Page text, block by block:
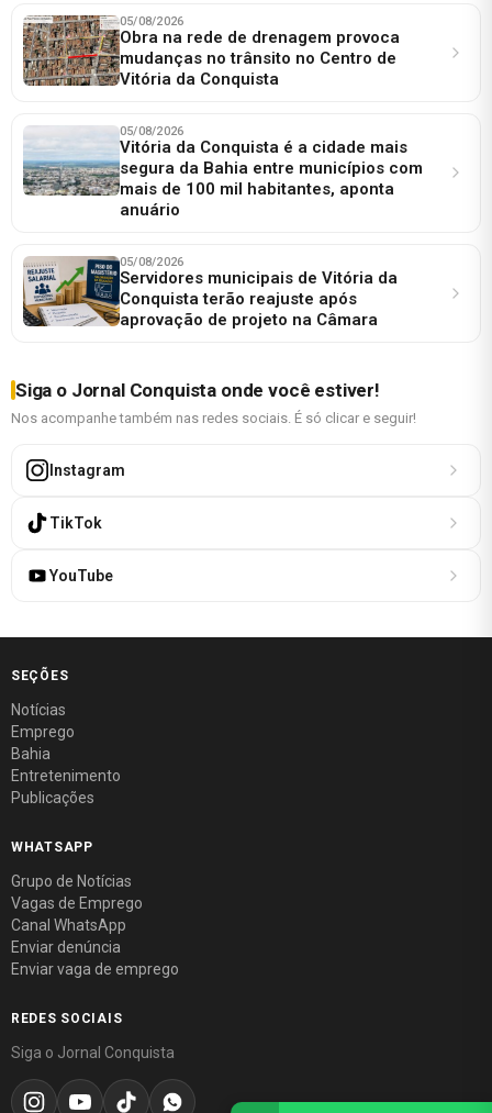
05/08/2026
Obra na rede de drenagem provoca
mudanças no trânsito no Centro de
Vitória da Conquista
05/08/2026
Vitória da Conquista é a cidade mais
segura da Bahia entre municípios com
mais de 100 mil habitantes, aponta
anuário
05/08/2026
Servidores municipais de Vitória da
Conquista terão reajuste após
aprovação de projeto na Câmara
Siga o Jornal Conquista onde você estiver!
Nos acompanhe também nas redes sociais. É só clicar e seguir!
Instagram
TikTok
YouTube
SEÇÕES
Notícias
Emprego
Bahia
Entretenimento
Publicações
WHATSAPP
Grupo de Notícias
Vagas de Emprego
Canal WhatsApp
Enviar denúncia
Enviar vaga de emprego
REDES SOCIAIS
Siga o Jornal Conquista